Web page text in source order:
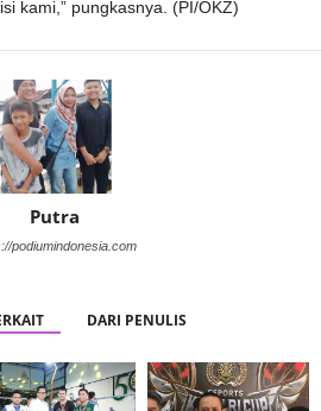
kami,” pungkasnya. (PI/OKZ)
Putra
podiumindonesia.com
DARI PENULIS